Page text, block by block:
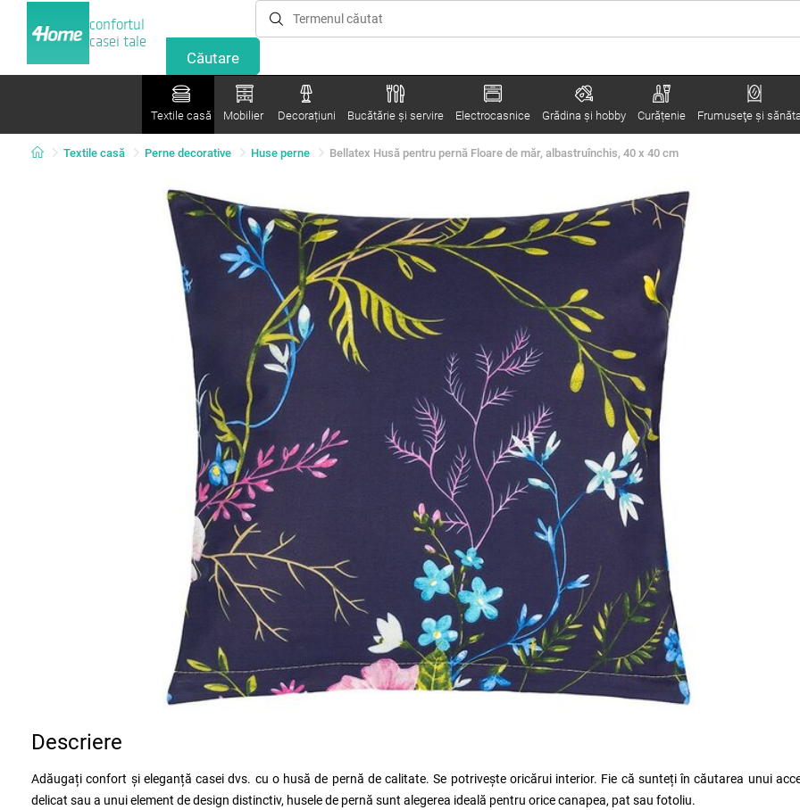
confortul
casei tale
Textile casă Mobilier Decorațiuni Bucătărie și servire Electrocasnice Grădina şi hobby Curățenie Frumuseţe şi
Textile casă Perne decorative Huse perne Bellatex Husă pentru pernă Floare de măr, albastruînchis, 40 x 40 cm
Descriere
Adăugați confort și eleganță casei dvs. cu o husă de pernă de calitate. Se potrivește oricărui interior. Fie că sunteți în căutarea unui
delicat sau a unui element de design distinctiv, husele de pernă sunt alegerea ideală pentru orice canapea, pat sau fotoliu.